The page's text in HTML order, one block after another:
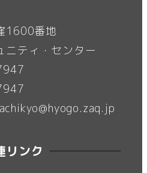
1600番地
ニティ・センター
リンク